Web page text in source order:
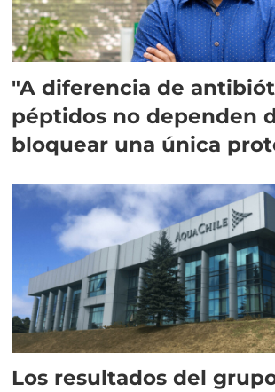
"A diferencia de
péptidos no dependen
bloquear una única
Los resultados del